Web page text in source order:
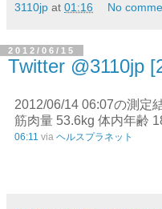
3110jp at 01:16 No
2012/06/15
Twitter @3110jp
2012/06/14 06:07の測定
筋肉量 53.6kg 体内年齢
06:11 via ヘルスプラネット